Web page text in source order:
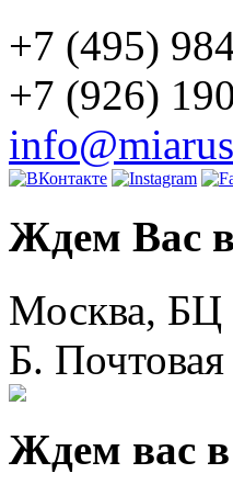
+7 (495)
+7 (926)
Ждем Вас в
Москва,
Б.
Ждем вас в